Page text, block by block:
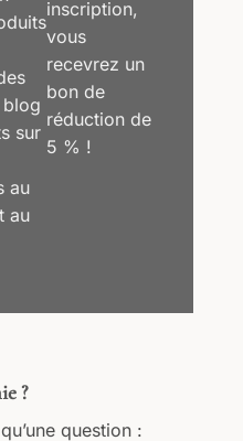
sur
au
au
inscription,
vous
recevrez un
bon de
réduction de
5 % !
?
question :